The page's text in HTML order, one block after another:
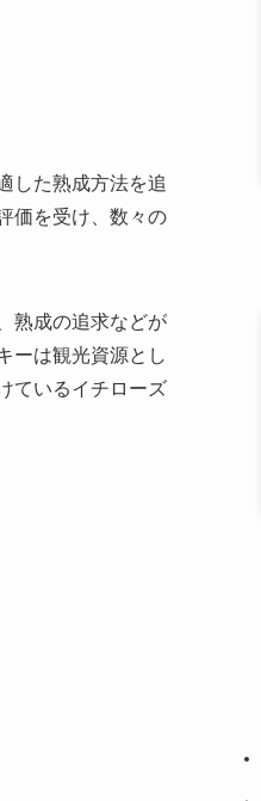
した熟成方法を追
価を受け、数々の
熟成の追求などが
ーは観光資源とし
ているイチローズ